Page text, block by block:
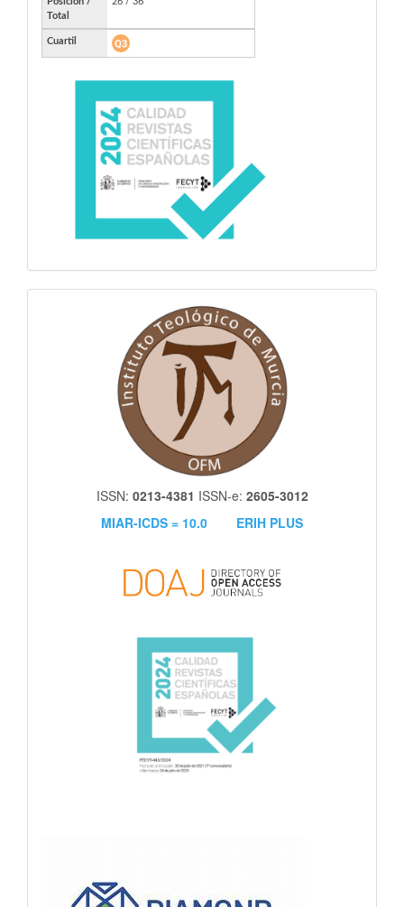
ISSN: 0213-4381 ISSN-e: 2605-3012
MIAR-ICDS = 10.0
ERIH PLUS